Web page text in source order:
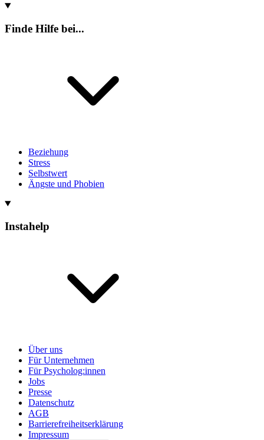
Finde Hilfe bei...
Beziehung
Stress
Selbstwert
Ängste und Phobien
Instahelp
Über uns
Für Unternehmen
Für Psycholog:innen
Jobs
Presse
Datenschutz
AGB
Barrierefreiheitserklärung
Impressum